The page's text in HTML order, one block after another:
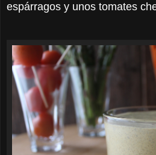
espárragos y unos tomates